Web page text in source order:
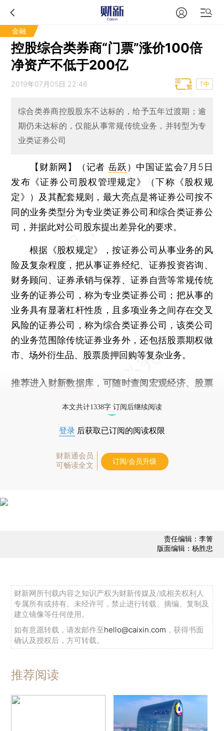
金融
控股综合类券商“门票”涨价100倍
净资产不低于200亿
2019年07月05日 22:46 T中
综合类券商控股股东不达标的，给予五年过渡期；逾
期仍未达标的，仅能从事常规传统业务，并转型为专
业类证券公司
【财新网】（记者岳跃 ） 中国证监会7月5日
发布《证券公司股权管理规定》（下称《股权规
定》）及其配套规则，最大亮点是将证券公司按不
同的业务类型分为专业类证券公司和综合类证券公
司，并据此对公司股东提出差异化的要求。
根据《股权规定》，按证券公司从事业务的风
险及复杂程度，把从事证券经纪、证券投资咨询、
财务顾问、证券承销与保荐、证券自营等常规传统
业务的证券公司，称为专业类证券公司；把从事的
业务具有显著杠杆性质，且多项业务之间存在交叉
风险的证券公司，称为综合类证券公司，该类公司
的业务范围除传统证券业务外，还包括股票期权做
市、场外衍生品、股票质押回购等复杂业务。
推荐进入 财新数据库 ，可随时查阅宏观经济、股票
本文共计1338字 订阅后继续阅读
登录 后获取已订阅的阅读权限
财新通会员
可畅读全文
订阅/会员升级
责任编辑：李箐
版面编辑：杨胜忠
财新网所刊载内容之知识产权为财新传媒及/或相关权利人
专属所有或持有。未经许可，禁止进行转载、摘编、复制及
建立镜像等任何使用。
如有意愿转载，请发邮件至hello@caixin.com ，获得书面
确认及授权后，方可转载。
推荐阅读